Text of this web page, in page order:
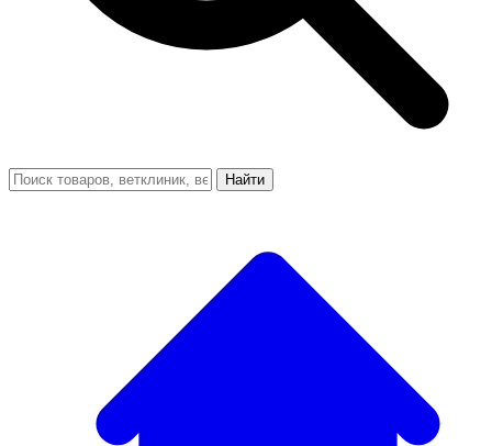
Найти